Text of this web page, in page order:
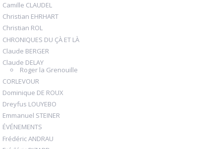
Camille CLAUDEL
Christian EHRHART
Christian ROL
CHRONIQUES DU ÇÀ ET LÀ
Claude BERGER
Claude DELAY
Roger la Grenouille
CORLEVOUR
Dominique DE ROUX
Dreyfus LOUYEBO
Emmanuel STEINER
ÉVÉNEMENTS
Frédéric ANDRAU